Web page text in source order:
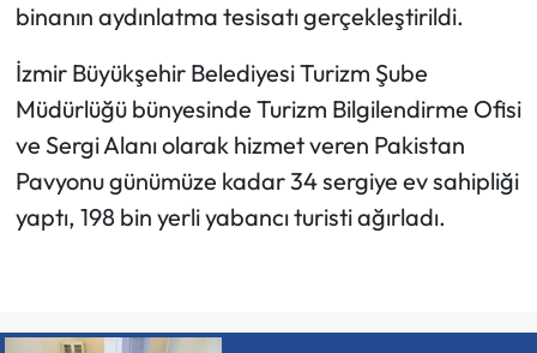
binanın aydınlatma tesisatı gerçekleştirildi.
İzmir Büyükşehir Belediyesi Turizm Şube
Müdürlüğü bünyesinde Turizm Bilgilendirme Ofisi
ve Sergi Alanı olarak hizmet veren Pakistan
Pavyonu günümüze kadar 34 sergiye ev sahipliği
yaptı, 198 bin yerli yabancı turisti ağırladı.